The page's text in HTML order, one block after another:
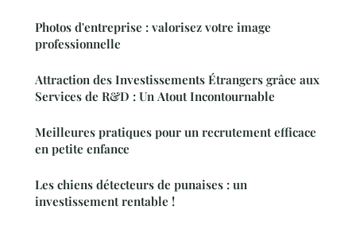
Photos d'entreprise : valorisez votre image
professionnelle
Attraction des Investissements Étrangers grâce aux
Services de R&D : Un Atout Incontournable
Meilleures pratiques pour un recrutement efficace
en petite enfance
Les chiens détecteurs de punaises : un
investissement rentable !